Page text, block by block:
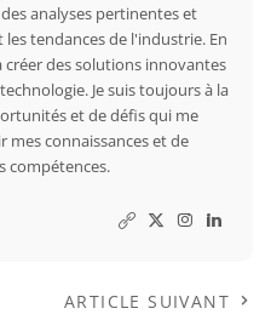
analyses pertinentes et
tendances de l'industrie. En
des solutions innovantes
Je suis toujours à la
et de défis qui me
connaissances et de
compétences.
ARTICLE SUIVANT